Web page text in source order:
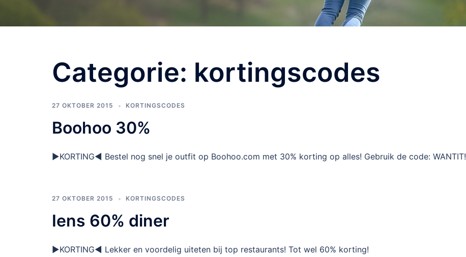
Categorie: kortingscodes
27 OKTOBER 2015 KORTINGSCODES
Boohoo 30%
►KORTING◄ Bestel nog snel je outfit op Boohoo.com met 30% korting op alles! Gebruik de code: WANTIT!
27 OKTOBER 2015 KORTINGSCODES
Iens 60% diner
►KORTING◄ Lekker en voordelig uiteten bij top restaurants! Tot wel 60% korting!